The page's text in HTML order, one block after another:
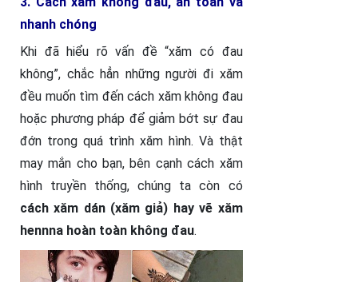
nhanh chóng
Khi đã hiểu rõ vấn đề “xăm có đau
không”, chắc hẳn những người đi xăm
đều muốn tìm đến cách xăm không đau
hoặc phương pháp để giảm bớt sự đau
đớn trong quá trình xăm hình. Và thật
may mắn cho bạn, bên cạnh cách xăm
hình truyền thống, chúng ta còn có
cách xăm dán (xăm giả) hay vẽ xăm
hennna hoàn toàn không đau.